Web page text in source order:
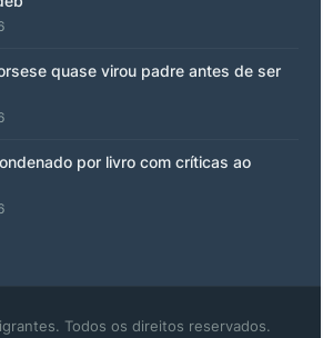
quase virou padre antes de ser
por livro com críticas ao
Todos os direitos reservados.